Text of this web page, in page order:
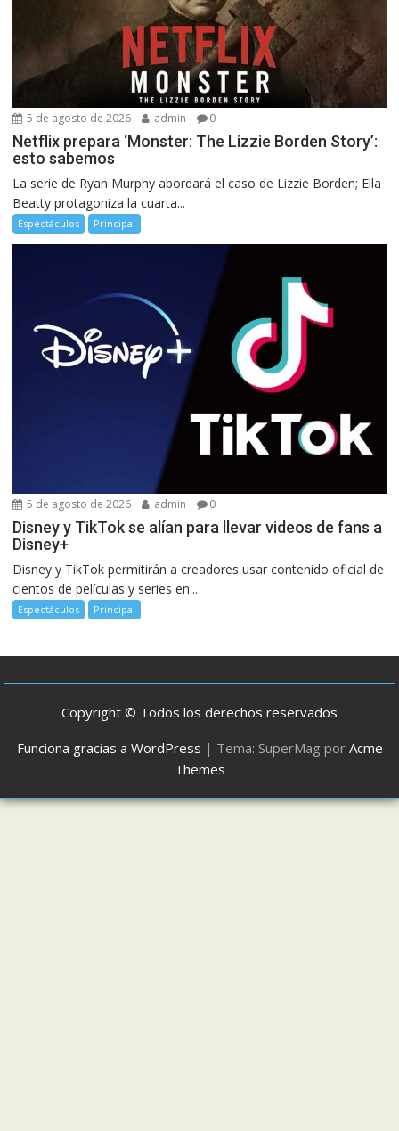
5 de agosto de 2026 admin 0
Netflix prepara ‘Monster: The Lizzie Borden Story’:
esto sabemos
La serie de Ryan Murphy abordará el caso de Lizzie Borden; Ella
Beatty protagoniza la cuarta...
Espectáculos Principal
5 de agosto de 2026 admin 0
Disney y TikTok se alían para llevar videos de fans a
Disney+
Disney y TikTok permitirán a creadores usar contenido oficial de
cientos de películas y series en...
Espectáculos Principal
Copyright © Todos los derechos reservados
Funciona gracias a WordPress | Tema: SuperMag por Acme
Themes